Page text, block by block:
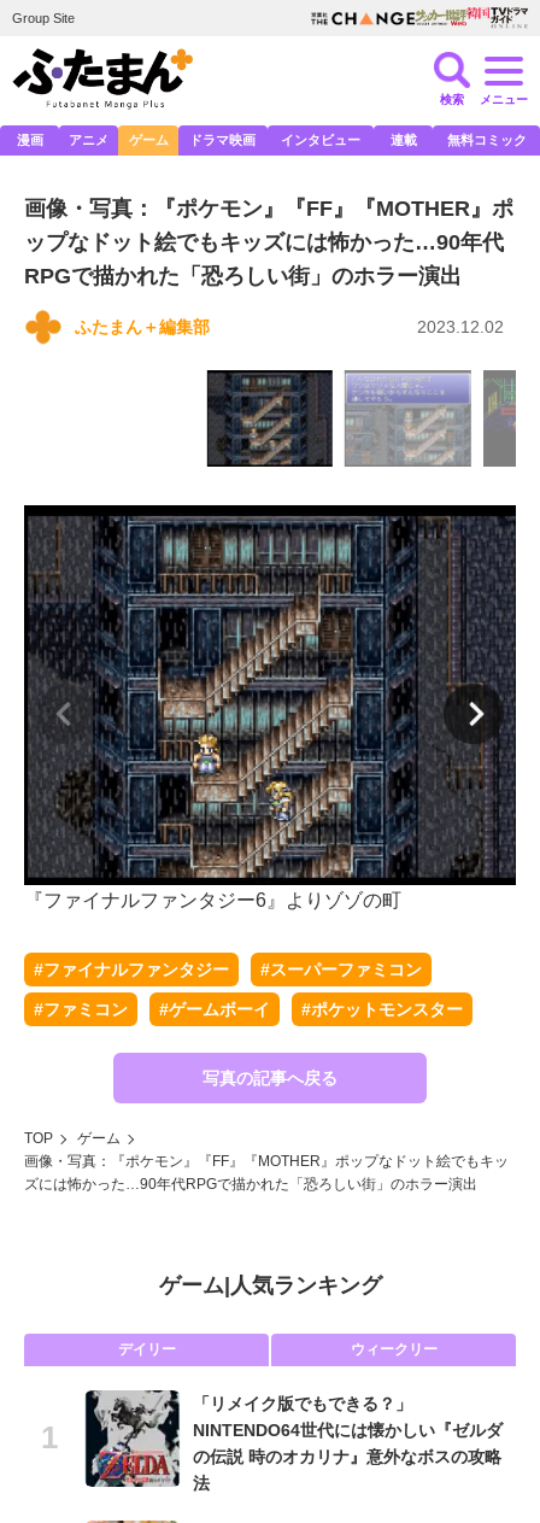
Group Site
検索 メニュー
漫画 アニメ ゲーム ドラマ映画 インタビュー 連載 無料コミック
画像・写真：『ポケモン』『FF』『MOTHER』ポ
ップなドット絵でもキッズには怖かった…90年代
RPGで描かれた「恐ろしい街」のホラー演出
ふたまん＋編集部 2023.12.02
『ファイナルファンタジー6』よりゾゾの町
#ファイナルファンタジー #スーパーファミコン
#ファミコン #ゲームボーイ #ポケットモンスター
写真の記事へ戻る
TOP
ゲーム
画像・写真：『ポケモン』『FF』『MOTHER』ポップなドット絵でもキッ
ズには怖かった…90年代RPGで描かれた「恐ろしい街」のホラー演出
ゲーム| 人気ランキング
デイリー ウィークリー
「リメイク版でもできる？」
NINTENDO64世代には懐かしい『ゼルダ
の伝説 時のオカリナ』意外なボスの攻略
法